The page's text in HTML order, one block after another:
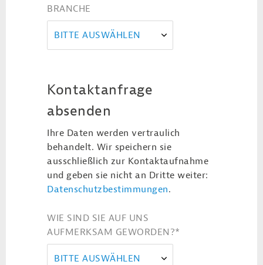
BRANCHE
BITTE AUSWÄHLEN
Kontaktanfrage
absenden
Ihre Daten werden vertraulich
behandelt. Wir speichern sie
ausschließlich zur Kontaktaufnahme
und geben sie nicht an Dritte weiter:
Datenschutzbestimmungen.
WIE SIND SIE AUF UNS
AUFMERKSAM GEWORDEN?*
BITTE AUSWÄHLEN